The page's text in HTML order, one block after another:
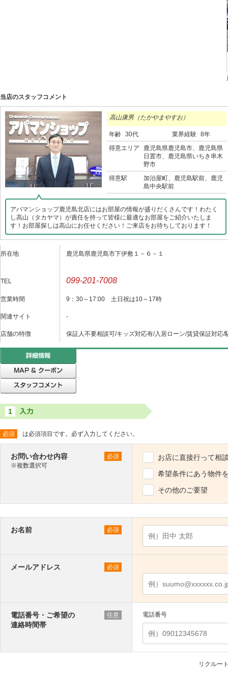
当店のスタッフコメント
高山康男（たかやまやすお）
年齢 30代 業界経験 8年
得意エリア
鹿児島県鹿児島市、鹿児島県
日置市、鹿児島県いちき串木
野市
得意駅
加治屋町、鹿児島駅前、鹿児
島中央駅前
アパマンショップ鹿児島北店にはお部屋の情報が盛りだくさんです！わたく
し高山（タカヤマ）が責任を持って皆様に最適なお部屋をご紹介いたしま
す！お部屋探しは高山にお任せください！ご来店をお待ちしております！
所在地 鹿児島県鹿児島市下伊敷１－６－１
TEL 099-201-7008
営業時間 9：30～17:00 土日祝は10～17時
関連サイト -
店舗の特徴 保証人不要相談可/キッズ対応有/入居ローン/賃貸保証対
必須 は必須項目です。必ず入力してください。
お問い合わせ内容
※複数選択可
必須
お店に直接行って相
希望条件にあう物件
その他のご要望
お名前 必須
メールアドレス 必須
電話番号・ご希望の
連絡時間帯
任意 電話番号
リクルー